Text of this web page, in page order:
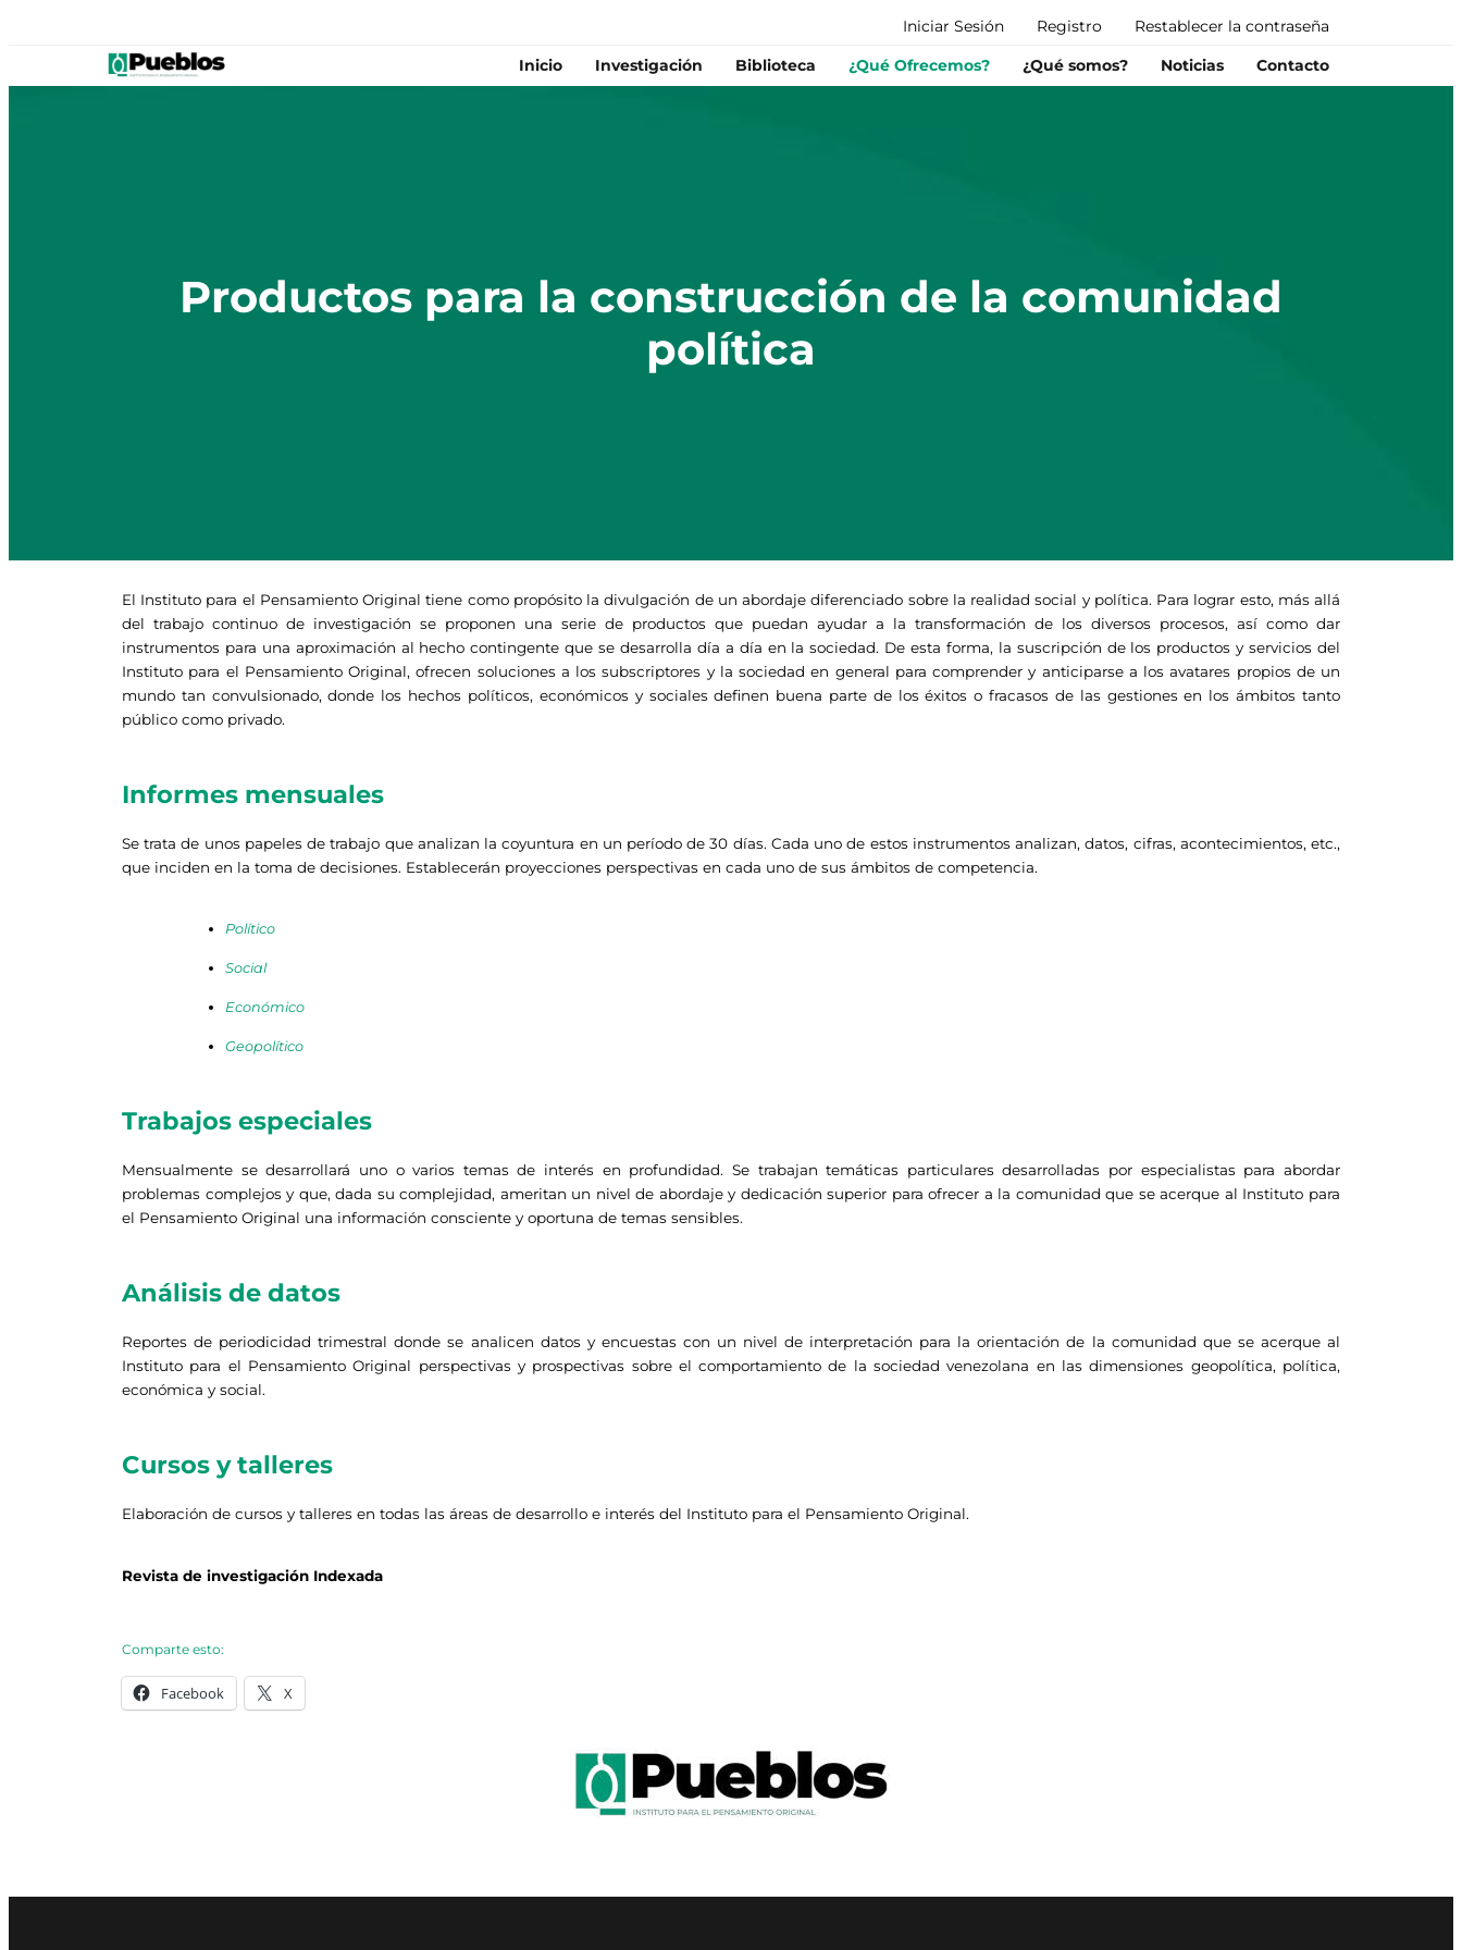
Iniciar Sesión Registro Restablecer la contraseña
Inicio Investigación Biblioteca ¿Qué Ofrecemos? ¿Qué somos? Noticias Contacto
Productos para la construcción de la comunidad
política
El Instituto para el Pensamiento Original tiene como propósito la divulgación de un abordaje diferenciado sobre la realidad social y política. Para lograr esto, más allá
del trabajo continuo de investigación se proponen una serie de productos que puedan ayudar a la transformación de los diversos procesos, así como dar
instrumentos para una aproximación al hecho contingente que se desarrolla día a día en la sociedad. De esta forma, la suscripción de los productos y servicios del
Instituto para el Pensamiento Original, ofrecen soluciones a los subscriptores y la sociedad en general para comprender y anticiparse a los avatares propios de un
mundo tan convulsionado, donde los hechos políticos, económicos y sociales definen buena parte de los éxitos o fracasos de las gestiones en los ámbitos tanto
público como privado.
Informes mensuales
Se trata de unos papeles de trabajo que analizan la coyuntura en un período de 30 días. Cada uno de estos instrumentos analizan, datos, cifras, acontecimientos, etc.,
que inciden en la toma de decisiones. Establecerán proyecciones perspectivas en cada uno de sus ámbitos de competencia.
Político
Social
Económico
Geopolítico
Trabajos especiales
Mensualmente se desarrollará uno o varios temas de interés en profundidad. Se trabajan temáticas particulares desarrolladas por especialistas para abordar
problemas complejos y que, dada su complejidad, ameritan un nivel de abordaje y dedicación superior para ofrecer a la comunidad que se acerque al Instituto para
el Pensamiento Original una información consciente y oportuna de temas sensibles.
Análisis de datos
Reportes de periodicidad trimestral donde se analicen datos y encuestas con un nivel de interpretación para la orientación de la comunidad que se acerque al
Instituto para el Pensamiento Original perspectivas y prospectivas sobre el comportamiento de la sociedad venezolana en las dimensiones geopolítica, política,
económica y social.
Cursos y talleres
Elaboración de cursos y talleres en todas las áreas de desarrollo e interés del Instituto para el Pensamiento Original.
Revista de investigación Indexada
Comparte esto:
Facebook X